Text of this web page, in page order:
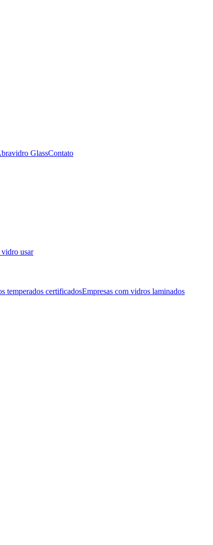
GlassContato
usar
temperados certificadosEmpresas com vidros laminados